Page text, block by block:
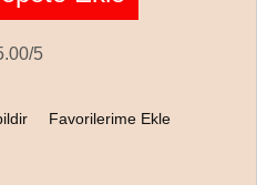
5
Favorilerime Ekle